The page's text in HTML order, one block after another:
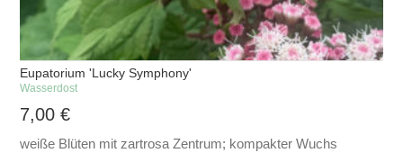
Eupatorium 'Lucky Symphony'
Wasserdost
7,00€
weiße Blüten mit zartrosa Zentrum; kompakter Wuchs